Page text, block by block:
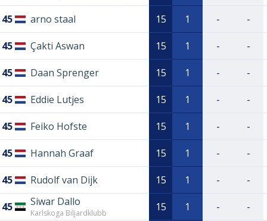
45 arno staal 15 1 - -
45 Çakti Aswan 15 1 - -
45 Daan Sprenger 15 1 - -
45 Eddie Lutjes 15 1 - -
45 Feiko Hofste 15 1 - -
45 Hannah Graaf 15 1 - -
45 Rudolf van Dijk 15 1 - -
45 Siwar Dallo
Karlskoga Biljardklubb 15 1 - -